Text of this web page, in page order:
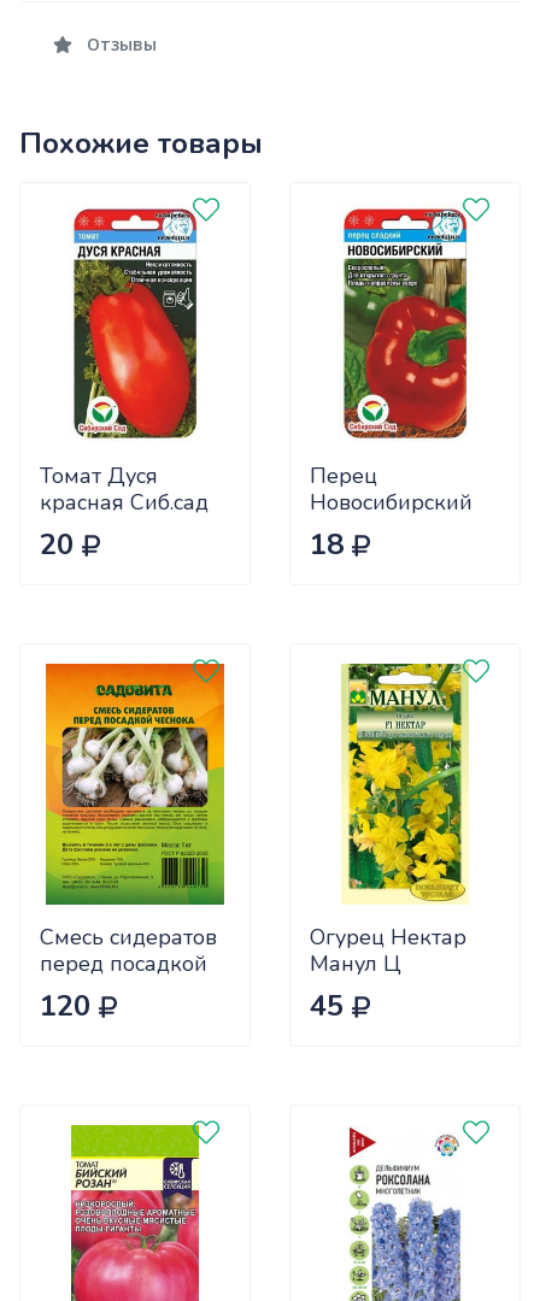
Отзывы
Похожие товары
Томат Дуся
красная Сиб.сад
Ц
20
Перец
Новосибирский
(ранний) Сиб.сад
Ц
18
Смесь сидератов
перед посадкой
чеснока 0,5кг
САДОВИТА
120
Огурец Нектар
Манул Ц
45